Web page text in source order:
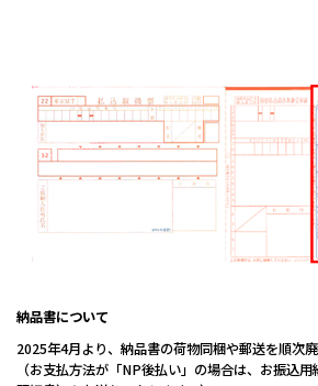
納品書について
2025年4月より、納品書の荷物同梱や郵送を順次廃
（お支払方法が「NP後払い」の場合は、お振込